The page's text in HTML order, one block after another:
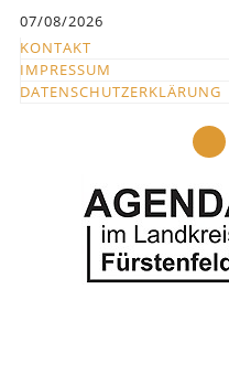
springen
07/08/2026
KONTAKT
IMPRESSUM
DATENSCHUTZERKLÄRUNG